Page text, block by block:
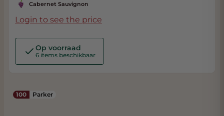
Cabernet Sauvignon
Login to see the price
Op voorraad
6 items beschikbaar
100 Parker